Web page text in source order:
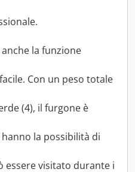
la funzione
Con un peso totale
(4), il furgone è
la possibilità di
essere visitato durante i